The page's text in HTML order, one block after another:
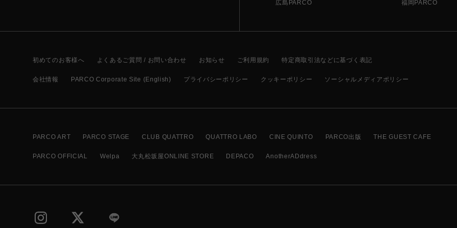
広島PARCO
福岡PARCO
初めてのお客様へ よくあるご質問 / お問い合わせ お知らせ ご利用規約 特定商取引法などに基づく表記
会社情報 PARCO Corporate Site (English) プライバシーポリシー クッキーポリシー ソーシャルメディアポリシー
PARCO ART PARCO STAGE CLUB QUATTRO QUATTRO LABO CINE QUINTO PARCO出版 THE GUEST CAFE
PARCO OFFICIAL Welpa 大丸松坂屋ONLINE STORE DEPACO AnotherADdress